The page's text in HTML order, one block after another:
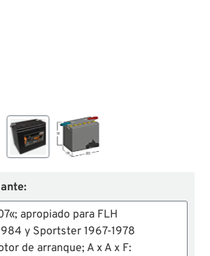
apropiado para FLH
y Sportster 1967-1978
de arranque; A x A x F: